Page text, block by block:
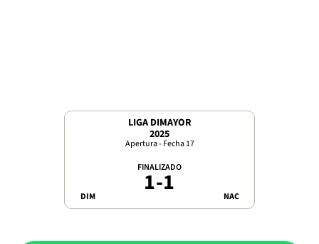
LIGA DIMAYOR
2025
Apertura - Fecha 17
DIM
FINALIZADO
1-1 NAC